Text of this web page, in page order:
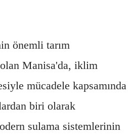
önemli tarım
Manisa'da, iklim
mücadele kapsamında
biri olarak
sulama sistemlerinin